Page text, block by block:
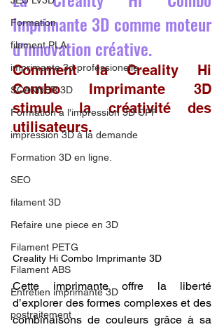
Formation
filament PLA
imprimante 3d professionelle
SCANNER 3D
Formation à l'impression 3D CPF
impression 3D à la demande
Formation 3D en ligne.
SEO
filament 3D
Refaire une piece en 3D
Filament PETG
Filament ABS
Entretien imprimante 3D
postraitement
Imprimante 3D comme moteur
d’innovation créative.
Comment la Creality Hi
Combo Imprimante 3D
stimule la créativité des
utilisateurs.
Creality Hi Combo Imprimante 3D
Cette imprimante offre la liberté
d’explorer des formes complexes et des
combinaisons de couleurs grâce à sa